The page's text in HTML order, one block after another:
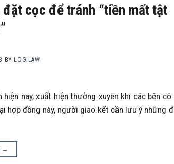
cọc để tránh “tiền mất tật
BY LOGILAW
nay, xuất hiện thường xuyên khi các bên có
hợp đồng này, người giao kết cần lưu ý những
→